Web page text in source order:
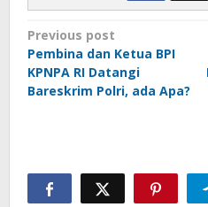
Post
navigation
Previous post
Pembina dan Ketua BPI
KPNPA RI Datangi
Bareskrim Polri, ada Apa?